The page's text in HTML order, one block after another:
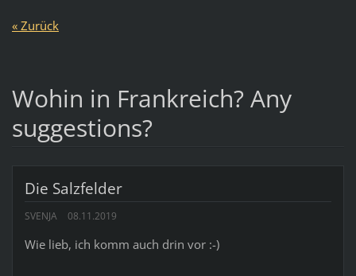
« Zurück
Wohin in Frankreich? Any
suggestions?
Die Salzfelder
SVENJA 08.11.2019
Wie lieb, ich komm auch drin vor :-)